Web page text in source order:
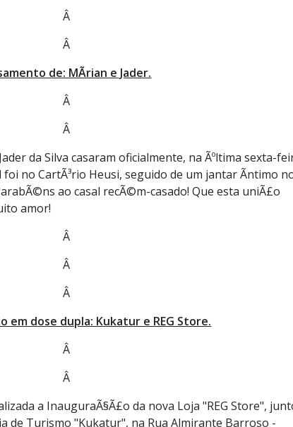
Â
Â
de: MÃ­rian e Jader.
Â
Â
da Silva casaram oficialmente, na Ãºltima sexta-
foi no CartÃ³rio Heusi, seguido de um jantar Ã­ntimo
ao casal recÃ©m-casado! Que esta uniÃ£o
amor!
Â
Â
Â
em dose dupla: Kukatur e REG Store.
Â
Â
a InauguraÃ§Ã£o da nova Loja "REG Store",
de Turismo "Kukatur", na Rua Almirante Barroso -